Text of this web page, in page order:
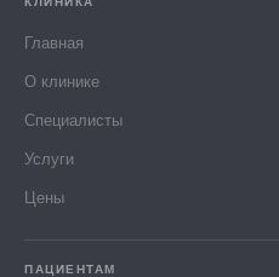
Главная
О клинике
Специалисты
Услуги
Цены
ПАЦИЕНТАМ